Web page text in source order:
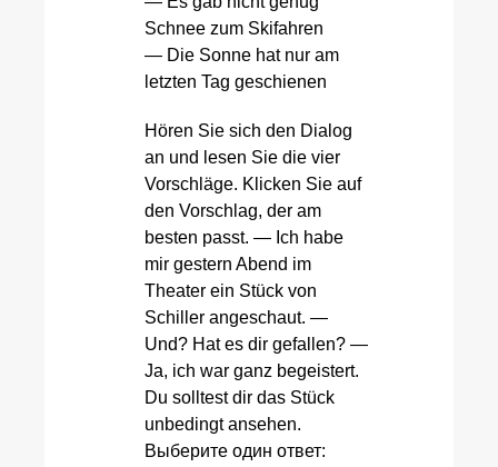
Schnee zum Skifahren
— Die Sonne hat nur am
letzten Tag geschienen
Hören Sie sich den Dialog
an und lesen Sie die vier
Vorschläge. Klicken Sie auf
den Vorschlag, der am
besten passt. — Ich habe
mir gestern Abend im
Theater ein Stück von
Schiller angeschaut. —
Und? Hat es dir gefallen? —
Ja, ich war ganz begeistert.
Du solltest dir das Stück
unbedingt ansehen.
Выберите один ответ: